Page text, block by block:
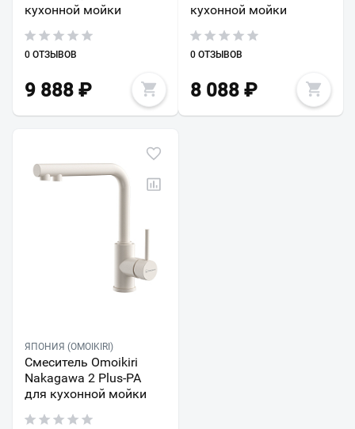
кухонной мойки
0 ОТЗЫВОВ
9 888 ₽
кухонной мойки
0 ОТЗЫВОВ
8 088₽
ЯПОНИЯ (OMOIKIRI)
Смеситель Omoikiri
Nakagawa 2 Plus-PA
для кухонной мойки